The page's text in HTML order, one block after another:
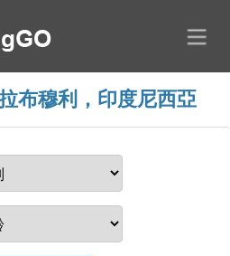
布穆利，印度尼西亞